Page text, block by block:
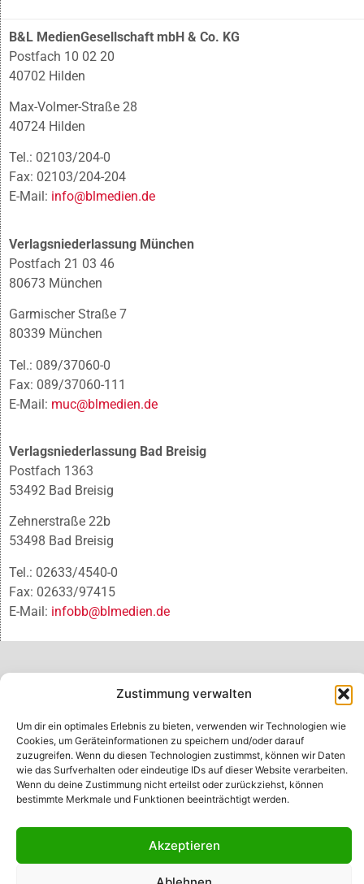
Zustimmung verwalten
Um dir ein optimales Erlebnis zu bieten, verwenden wir Technologien wie
Cookies, um Geräteinformationen zu speichern und/oder darauf
zuzugreifen. Wenn du diesen Technologien zustimmst, können wir Daten
wie das Surfverhalten oder eindeutige IDs auf dieser Website verarbeiten.
Wenn du deine Zustimmung nicht erteilst oder zurückziehst, können
bestimmte Merkmale und Funktionen beeinträchtigt werden.
Akzeptieren
B&L MedienGesellschaft mbH & Co. KG
Postfach 10 02 20
40702 Hilden
Max-Volmer-Straße 28
40724 Hilden
Tel.: 02103/204-0
Fax: 02103/204-204
E-Mail: info@blmedien.de
Verlagsniederlassung München
Postfach 21 03 46
80673 München
Garmischer Straße 7
80339 München
Tel.: 089/37060-0
Fax: 089/37060-111
E-Mail: muc@blmedien.de
Verlagsniederlassung Bad Breisig
Postfach 1363
53492 Bad Breisig
Zehnerstraße 22b
53498 Bad Breisig
Tel.: 02633/4540-0
Fax: 02633/97415
E-Mail: infobb@blmedien.de
Made with ♥ by HLT GmbH & Co. KG